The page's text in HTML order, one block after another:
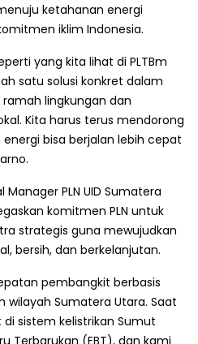
ketahanan energi
iklim Indonesia.
yang kita lihat di PLTBm
satu solusi konkret dalam
lingkungan dan
Kita harus terus mendorong
bisa berjalan lebih cepat
PLN UID Sumatera
komitmen PLN untuk
strategis guna mewujudkan
bersih, dan berkelanjutan.
pembangkit berbasis
wilayah Sumatera Utara. Saat
sistem kelistrikan Sumut
Terbarukan (EBT), dan kami